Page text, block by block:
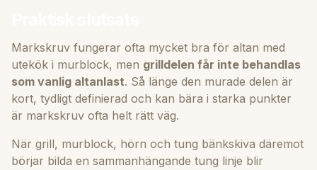
Markskruv fungerar ofta mycket bra för altan med
utekök i murblock, men grilldelen får inte behandlas
som vanlig altanlast. Så länge den murade delen är
kort, tydligt definierad och kan bära i starka punkter
är markskruv ofta helt rätt väg.
När grill, murblock, hörn och tung bänkskiva däremot
börjar bilda en sammanhängande tung linje blir